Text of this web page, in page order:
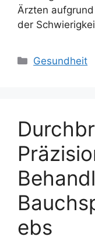
Ärzten
der
Categories
Gesundheit
ebs